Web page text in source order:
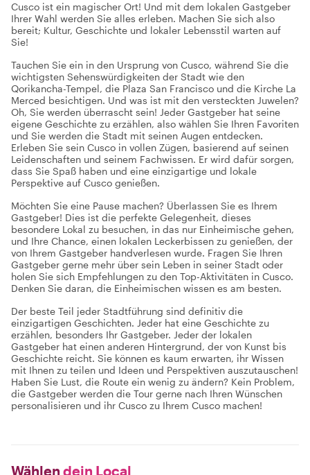
Cusco ist ein magischer Ort! Und mit dem lokalen Gastgeber
Ihrer Wahl werden Sie alles erleben. Machen Sie sich also
bereit; Kultur, Geschichte und lokaler Lebensstil warten auf
Sie!
Tauchen Sie ein in den Ursprung von Cusco, während Sie die
wichtigsten Sehenswürdigkeiten der Stadt wie den
Qorikancha-Tempel, die Plaza San Francisco und die Kirche La
Merced besichtigen. Und was ist mit den versteckten Juwelen?
Oh, Sie werden überrascht sein! Jeder Gastgeber hat seine
eigene Geschichte zu erzählen, also wählen Sie Ihren Favoriten
und Sie werden die Stadt mit seinen Augen entdecken.
Erleben Sie sein Cusco in vollen Zügen, basierend auf seinen
Leidenschaften und seinem Fachwissen. Er wird dafür sorgen,
dass Sie Spaß haben und eine einzigartige und lokale
Perspektive auf Cusco genießen.
Möchten Sie eine Pause machen? Überlassen Sie es Ihrem
Gastgeber! Dies ist die perfekte Gelegenheit, dieses
besondere Lokal zu besuchen, in das nur Einheimische gehen,
und Ihre Chance, einen lokalen Leckerbissen zu genießen, der
von Ihrem Gastgeber handverlesen wurde. Fragen Sie Ihren
Gastgeber gerne mehr über sein Leben in seiner Stadt oder
holen Sie sich Empfehlungen zu den Top-Aktivitäten in Cusco.
Denken Sie daran, die Einheimischen wissen es am besten.
Der beste Teil jeder Stadtführung sind definitiv die
einzigartigen Geschichten. Jeder hat eine Geschichte zu
erzählen, besonders Ihr Gastgeber. Jeder der lokalen
Gastgeber hat einen anderen Hintergrund, der von Kunst bis
Geschichte reicht. Sie können es kaum erwarten, ihr Wissen
mit Ihnen zu teilen und Ideen und Perspektiven auszutauschen!
Haben Sie Lust, die Route ein wenig zu ändern? Kein Problem,
die Gastgeber werden die Tour gerne nach Ihren Wünschen
personalisieren und ihr Cusco zu Ihrem Cusco machen!
Wählen dein Local